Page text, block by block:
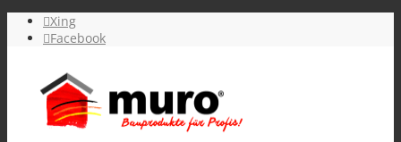
Xing
Facebook